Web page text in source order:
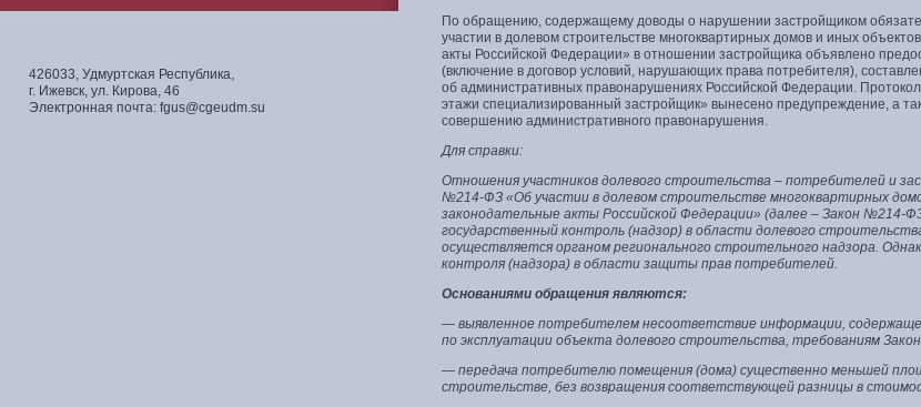
426033, Удмуртская Республика,
г. Ижевск, ул. Кирова, 46
Электронная почта: fgus@cgeudm.su
По обращению, содержащему доводы о нарушении застройщиком
участии в долевом строительстве многоквартирных домов и иных
акты Российской Федерации» в отношении застройщика объявлено
(включение в договор условий, нарушающих права потребителя),
об административных правонарушениях Российской Федерации.
этажи специализированный застройщик» вынесено предупреждение, а
совершению административного правонарушения.
Для справки:
Отношения участников долевого строительства – потребителей и
№214-ФЗ «Об участии в долевом строительстве многоквартирных
законодательные акты Российской Федерации» (далее – Закон №214-
государственный контроль (надзор) в области долевого
осуществляется органом регионального строительного надзора.
контроля (надзора) в области защиты прав потребителей.
Основаниями обращения являются:
— выявленное потребителем несоответствие информации,
по эксплуатации объекта долевого строительства, требованиям
— передача потребителю помещения (дома) существенно меньшей
строительстве, без возвращения соответствующей разницы в